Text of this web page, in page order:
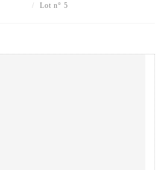
Lot n° 5